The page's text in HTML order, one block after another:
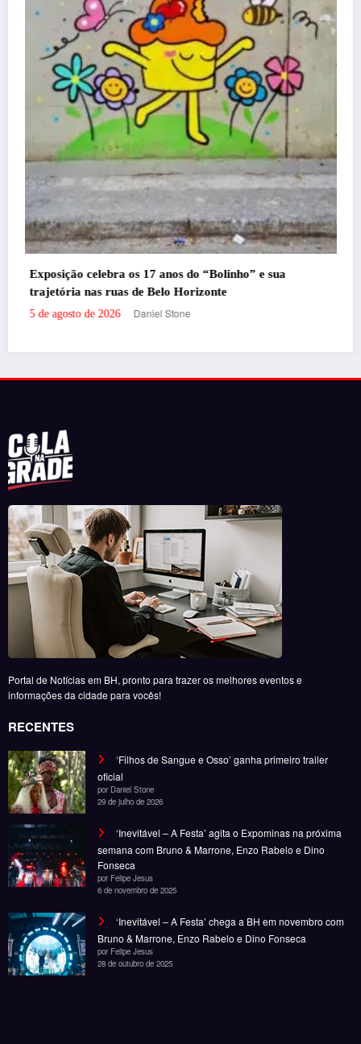
e sua
Com ingressos esgotados desde junho,
Menos é Mais agita BH na próxima semana
5 de agosto de 2026 Felipe Jesus
Portal de Notícias em BH, pronto para trazer os melhores eventos e
informações da cidade para vocês!
RECENTES
‘Filhos de Sangue e Osso’ ganha primeiro trailer
oficial
por Daniel Stone
29 de julho de 2026
‘Inevitável – A Festa’ agita o Expominas na próxima
semana com Bruno & Marrone, Enzo Rabelo e Dino
por Felipe Jesus
6 de novembro de 2025
por Felipe Jesus
28 de outubro de 2025
Noticias Entretenimento
Além do Horizonte
Comunicação e Marketing | Powered BySpiceThemes